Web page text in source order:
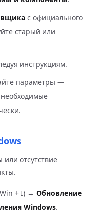
с официального
старый или
инструкциям.
параметры —
необходимые
отсутствие
+ I) → Обновление
Windows.